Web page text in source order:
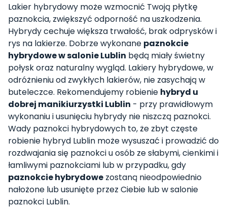
Lakier hybrydowy może wzmocnić Twoją płytkę
paznokcia, zwiększyć odporność na uszkodzenia.
Hybrydy cechuje większa trwałość, brak odprysków i
rys na lakierze. Dobrze wykonane paznokcie
hybrydowe w salonie Lublin będą miały świetny
połysk oraz naturalny wygląd. Lakiery hybrydowe, w
odróżnieniu od zwykłych lakierów, nie zasychają w
buteleczce. Rekomendujemy robienie hybryd u
dobrej manikiurzystki Lublin - przy prawidłowym
wykonaniu i usunięciu hybrydy nie niszczą paznokci.
Wady paznokci hybrydowych to, że zbyt częste
robienie hybryd Lublin może wysuszać i prowadzić do
rozdwajania się paznokci u osób ze słabymi, cienkimi i
łamliwymi paznokciami lub w przypadku, gdy
paznokcie hybrydowe zostaną nieodpowiednio
nałożone lub usunięte przez Ciebie lub w salonie
paznokci Lublin.